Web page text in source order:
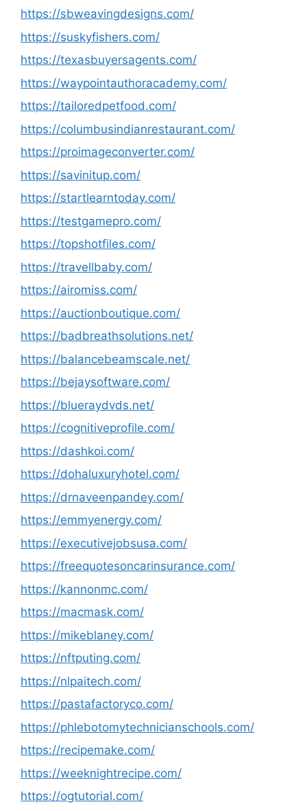
https://sbweavingdesigns.com/
https://suskyfishers.com/
https://texasbuyersagents.com/
https://waypointauthoracademy.com/
https://tailoredpetfood.com/
https://columbusindianrestaurant.com/
https://proimageconverter.com/
https://savinitup.com/
https://startlearntoday.com/
https://testgamepro.com/
https://topshotfiles.com/
https://travellbaby.com/
https://airomiss.com/
https://auctionboutique.com/
https://badbreathsolutions.net/
https://balancebeamscale.net/
https://bejaysoftware.com/
https://blueraydvds.net/
https://cognitiveprofile.com/
https://dashkoi.com/
https://dohaluxuryhotel.com/
https://drnaveenpandey.com/
https://emmyenergy.com/
https://executivejobsusa.com/
https://freequotesoncarinsurance.com/
https://kannonmc.com/
https://macmask.com/
https://mikeblaney.com/
https://nftputing.com/
https://nlpaitech.com/
https://pastafactoryco.com/
https://phlebotomytechnicianschools.com/
https://recipemake.com/
https://weeknightrecipe.com/
https://ogtutorial.com/